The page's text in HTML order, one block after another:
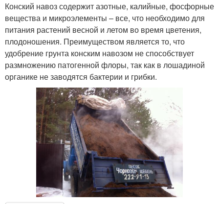
Конский навоз содержит азотные, калийные, фосфорные
вещества и микроэлементы – все, что необходимо для
питания растений весной и летом во время цветения,
плодоношения. Преимуществом является то, что
удобрение грунта конским навозом не способствует
размножению патогенной флоры, так как в лошадиной
органике не заводятся бактерии и грибки.